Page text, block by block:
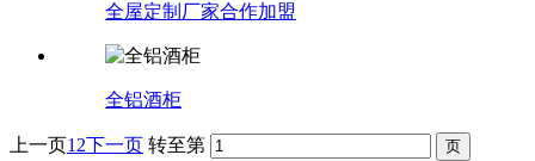
全屋定制厂家合作加盟
全铝酒柜
上一页1 2下一页 转至第